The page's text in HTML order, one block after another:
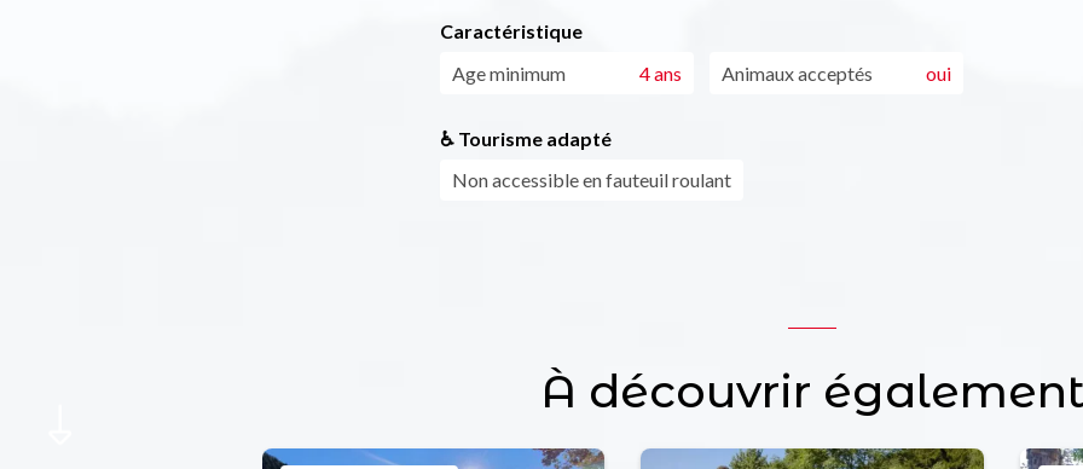
Caractéristique
Age minimum
4 ans Animaux acceptés oui
♿ Tourisme adapté
Non accessible en fauteuil roulant
À découvrir